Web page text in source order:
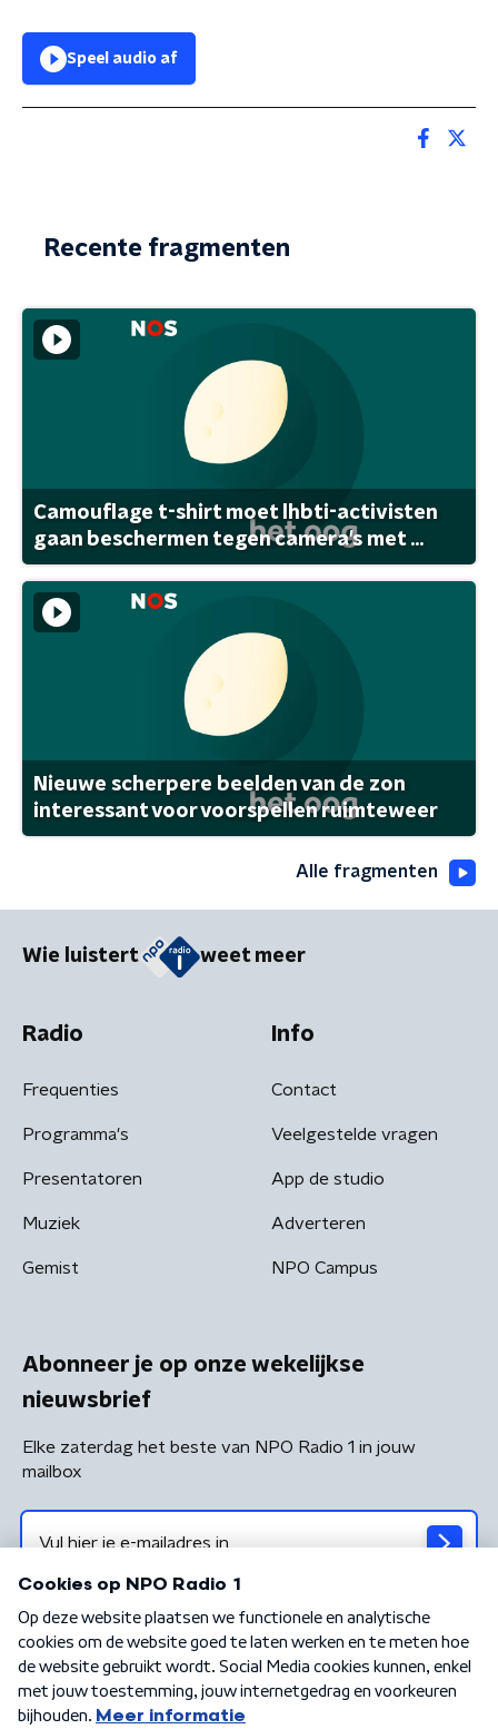
Speel audio af
Recente fragmenten
Camouflage t-shirt moet lhbti-activisten
gaan beschermen tegen camera's met ...
Nieuwe scherpere beelden van de zon
interessant voor voorspellen ruimteweer
Alle fragmenten
Wie luistert weet meer
Radio
Frequenties
Programma's
Presentatoren
Muziek
Gemist
Info
Contact
Veelgestelde vragen
App de studio
Adverteren
NPO Campus
Abonneer je op onze wekelijkse
nieuwsbrief
Elke zaterdag het beste van NPO Radio 1 in jouw
mailbox
Algemene voorwaarden